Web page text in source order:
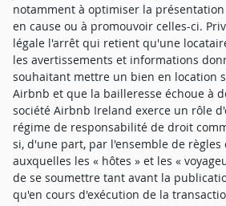
notamment à optimiser la
en cause ou à promouvoir celles-ci.
légale l'arrêt qui retient qu'une
les avertissements et informations
souhaitant mettre un bien en location
Airbnb et que la bailleresse échoue à
société Airbnb Ireland exerce un rôle
régime de responsabilité de droit
si, d'une part, par l'ensemble de règles
auxquelles les « hôtes » et les «
de se soumettre tant avant la
qu'en cours d'exécution de la